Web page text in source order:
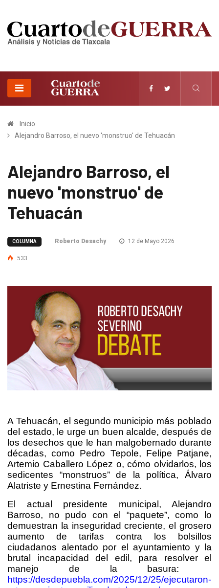
Inicio
Alejandro Barroso, el nuevo 'monstruo' de Tehuacán
Alejandro Barroso, el
nuevo 'monstruo' de
Tehuacán
COLUMNA Roberto Desachy 12 de Mayo 2026
533
A Tehuacán, el segundo municipio más poblado
del estado, le urge un buen alcalde, después de
los desechos que le han malgobernado durante
décadas, como Pedro Tepole, Felipe Patjane,
Artemio Caballero López o, cómo olvidarlos, los
sedicentes “monstruos” de la política, Álvaro
Alatriste y Ernestina Fernández.
El actual presidente municipal, Alejandro
Barroso, no pudo con el “paquete”, como lo
demuestran la inseguridad creciente, el grosero
aumento de tarifas contra los bolsillos
ciudadanos alentado por el ayuntamiento y la
brutal incapacidad del edil, para resolver el
manejo de la basura:
https://desdepuebla.com/2025/12/25/ejecutaron-